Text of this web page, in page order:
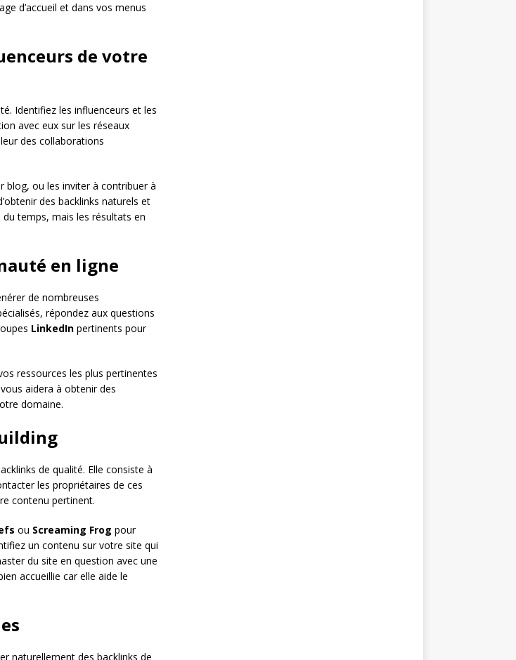
d’accueil et dans vos menus
de votre
Identifiez les influenceurs et les
avec eux sur les réseaux
des collaborations
blog, ou les inviter à contribuer à
des backlinks naturels et
temps, mais les résultats en
en ligne
de nombreuses
répondez aux questions
LinkedIn pertinents pour
ressources les plus pertinentes
aidera à obtenir des
domaine.
de qualité. Elle consiste à
les propriétaires de ces
contenu pertinent.
ou Screaming Frog pour
un contenu sur votre site qui
du site en question avec une
accueillie car elle aide le
naturellement des backlinks de